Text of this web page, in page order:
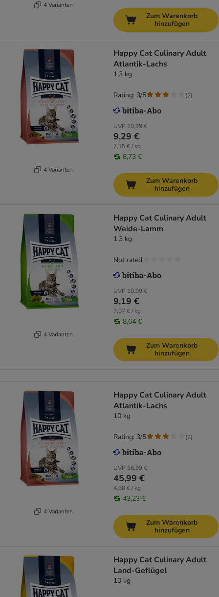
4 Varianten
Zum Warenkorb
hinzufügen
4 Varianten
Happy Cat Culinary Adult
Atlantik-Lachs
1,3 kg
UVP 10,99 €
9,29 €
7,15 € / kg
8,73 €
Rating: 3/5 (2)
Zum Warenkorb
hinzufügen
4 Varianten
Happy Cat Culinary Adult
Weide-Lamm
1,3 kg
UVP 10,99 €
9,19 €
7,07 € / kg
8,64 €
Not rated
Zum Warenkorb
hinzufügen
4 Varianten
Happy Cat Culinary Adult
Atlantik-Lachs
10 kg
UVP 56,99 €
45,99 €
4,60 € / kg
43,23 €
Rating: 3/5 (2)
Zum Warenkorb
hinzufügen
Happy Cat Culinary Adult
Land-Geflügel
10 kg